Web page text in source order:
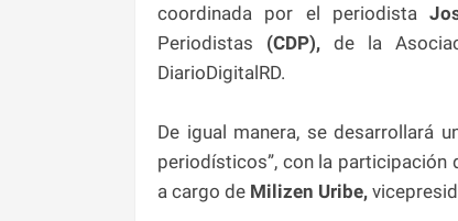
coordinada por el periodista
Periodistas (CDP),de la
DiarioDigitalRD.
De igual manera, se desarrollará
periodísticos”, con la participación
a cargo de Milizen Uribe,